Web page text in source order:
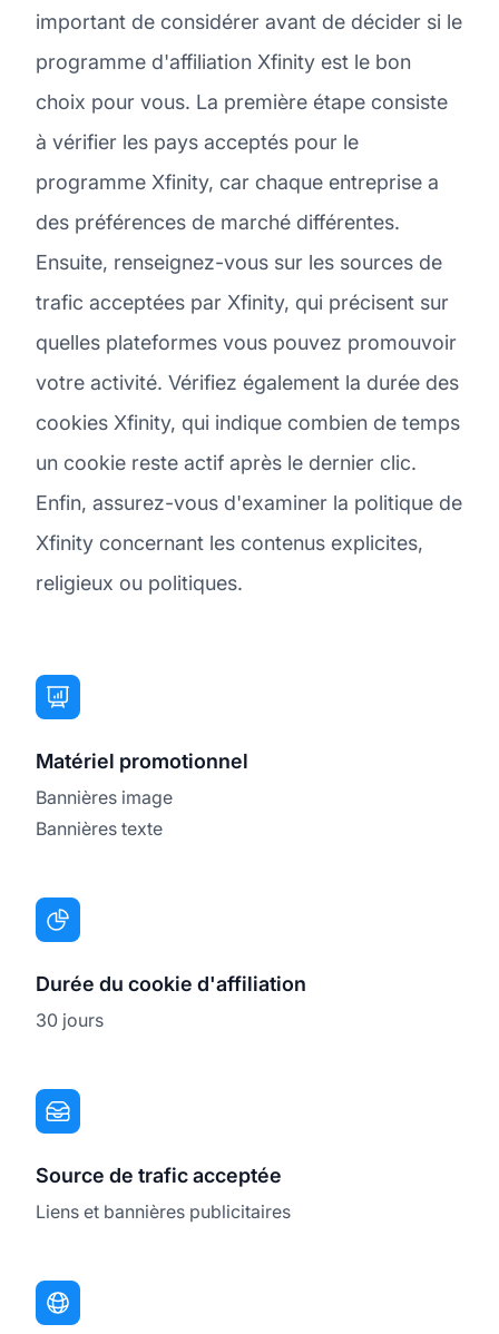
important de considérer avant de décider si le
programme d'affiliation Xfinity est le bon
choix pour vous. La première étape consiste
à vérifier les pays acceptés pour le
programme Xfinity, car chaque entreprise a
des préférences de marché différentes.
Ensuite, renseignez-vous sur les sources de
trafic acceptées par Xfinity, qui précisent sur
quelles plateformes vous pouvez promouvoir
votre activité. Vérifiez également la durée des
cookies Xfinity, qui indique combien de temps
un cookie reste actif après le dernier clic.
Enfin, assurez-vous d'examiner la politique de
Xfinity concernant les contenus explicites,
religieux ou politiques.
Matériel promotionnel
Bannières image
Bannières texte
Durée du cookie d'affiliation
30 jours
Source de trafic acceptée
Liens et bannières publicitaires